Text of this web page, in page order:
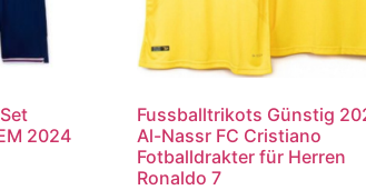
2024
Fussballtrikots Günstig
Al-Nassr FC Cristiano
Fotballdrakter für Herren
Ronaldo 7